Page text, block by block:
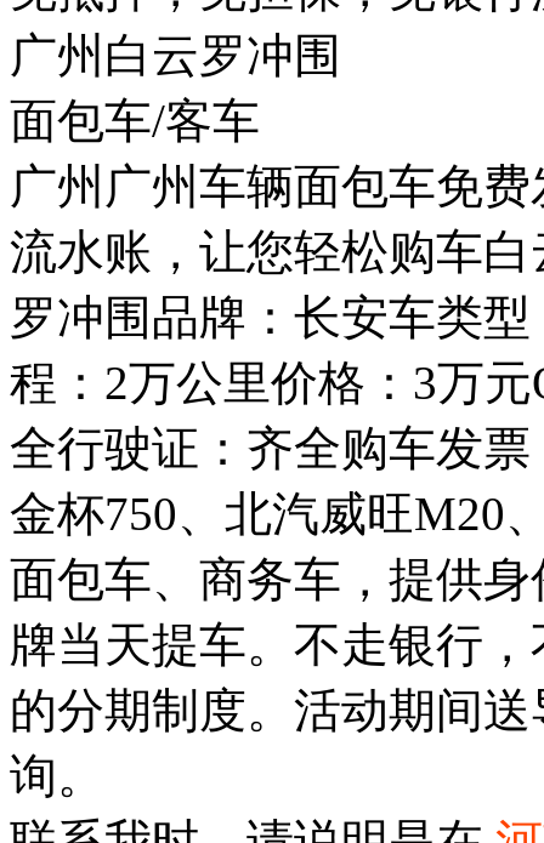
广州白云罗冲围
面包车/客车
广州广州车辆面包车免
流水账，让您轻松购车白
罗冲围品牌：长安车类
程：2万公里价格：3万
全行驶证：齐全购车发
金杯750、北汽威旺M20
面包车、商务车，提供
牌当天提车。不走银行
的分期制度。活动期间
询。